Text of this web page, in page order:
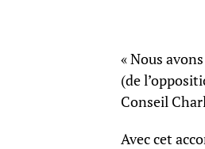
« Nous
(de
Conseil
Avec cet